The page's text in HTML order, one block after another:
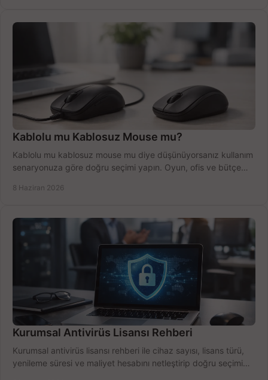
Kablolu mu Kablosuz Mouse mu?
Kablolu mu kablosuz mouse mu diye düşünüyorsanız kullanım
senaryonuza göre doğru seçimi yapın. Oyun, ofis ve bütçe
8 Haziran 2026
Kurumsal Antivirüs Lisansı Rehberi
Kurumsal antivirüs lisansı rehberi ile cihaz sayısı, lisans türü,
yenileme süresi ve maliyet hesabını netleştirip doğru seçimi